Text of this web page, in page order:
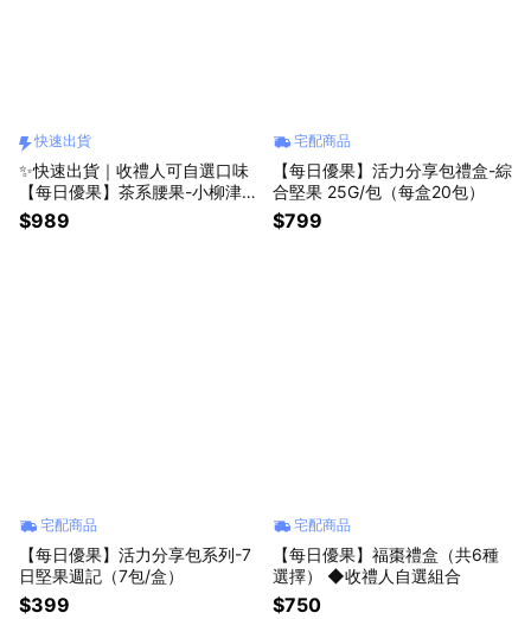
快速出貨
✨快速出貨｜收禮人可自選口味
【每日優果】茶系腰果-小柳津6
5號抹茶200g+茶系腰果200g
(口味任選)（共2罐）【加贈品牌
$989
宅配商品
【每日優果】活力分享包禮盒-綜
合堅果 25G/包（每盒20包）
$799
宅配商品
【每日優果】活力分享包系列-7
日堅果週記（7包/盒）
$399
宅配商品
【每日優果】福棗禮盒（共6種
選擇） ◆收禮人自選組合
$750